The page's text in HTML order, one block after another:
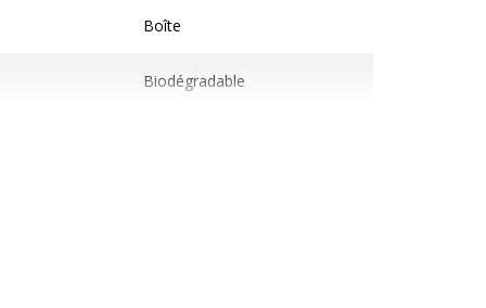
Boîte
Biodégradable